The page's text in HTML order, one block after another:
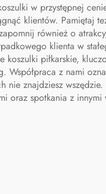
w przystępnej
klientów. Pamiętaj
również o
klienta w
koszulki piłkarskie,
z nami
znajdziesz
oraz spotkania z